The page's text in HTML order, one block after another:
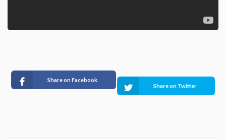
Share on Facebook
Share on Twitter